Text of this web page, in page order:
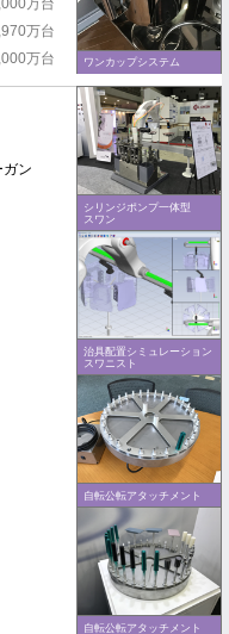
ワンカップシステム
万台
万台
万台
シリンジポンプ一体型
スワン
治具配置シミュレーション
スワニスト
自転公転アタッチメント
自転公転アタッチメント
ン